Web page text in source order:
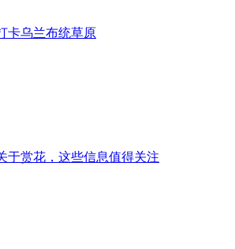
卡乌兰布统草原
于赏花，这些信息值得关注